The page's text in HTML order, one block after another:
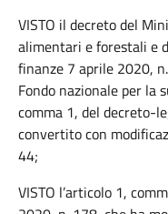
VISTO il decreto del
alimentari e forestali e
finanze 7 aprile 2020,
Fondo nazionale per la
comma 1, del decreto-
convertito con
44;
VISTO l’articolo 1,